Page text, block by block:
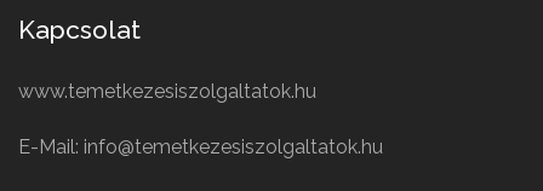
Kapcsolat
www.temetkezesiszolgaltatok.hu
E-Mail: info@temetkezesiszolgaltatok.hu